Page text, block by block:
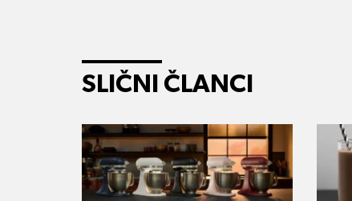
SLIČNI ČLANCI